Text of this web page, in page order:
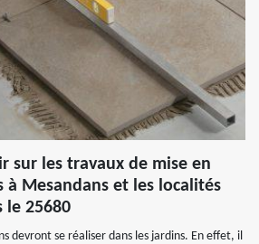
sur les travaux de mise en
à Mesandans et les localités
le 25680
devront se réaliser dans les jardins. En effet, il